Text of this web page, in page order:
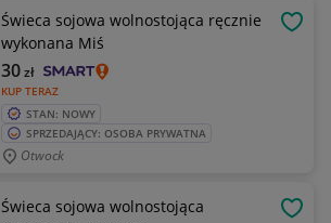
Świeca sojowa wolnostojąca ręcznie
wykonana Miś
KUP TERAZ
30zł
STAN: NOWY
SPRZEDAJĄCY: OSOBA PRYWATNA
Otwock
Świeca sojowa wolnostojąca